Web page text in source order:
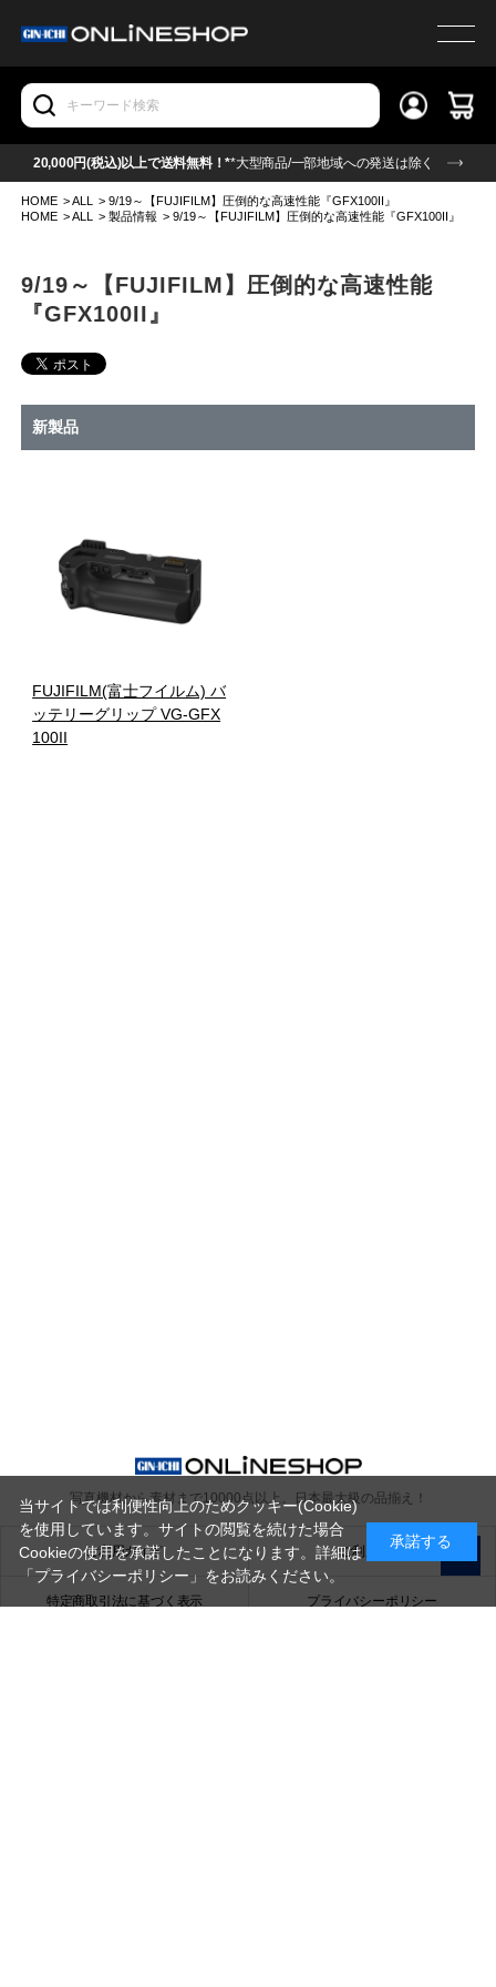
20,000円(税込)以上で送料無料！**大型商品/一部地域への発送は除く
HOME >ALL >9/19～【FUJIFILM】圧倒的な高速性能『GFX100II』
HOME >ALL >製品情報 >9/19～【FUJIFILM】圧倒的な高速性能『GFX100II』
9/19～【FUJIFILM】圧倒的な高速性能
『GFX100II』
新製品
FUJIFILM(富士フイルム) バ
ッテリーグリップ VG-GFX
100II
写真機材から素材まで10000点以上。 日本最大級の品揃え！
ご利用ガイド ご利用規約
特定商取引法に基づく表示 プライバシーポリシー
当サイトでは利便性向上のためクッキー(Cookie)
を使用しています。サイトの閲覧を続けた場合
Cookieの使用を承諾したことになります。詳細は
「プライバシーポリシー」 をお読みください。
承諾する